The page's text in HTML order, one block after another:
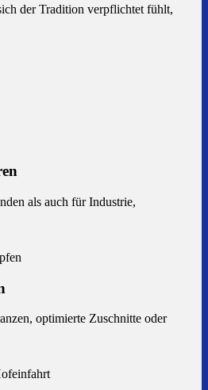
der Tradition verpflichtet fühlt,
als auch für Industrie,
optimierte Zuschnitte oder